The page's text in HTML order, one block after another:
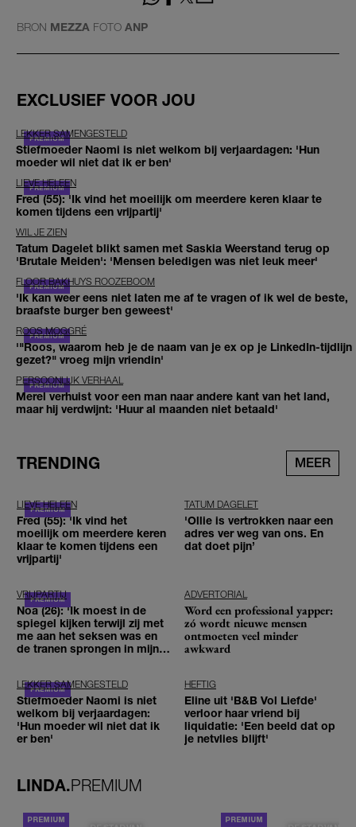
BRON MEZZA FOTO ANP
EXCLUSIEF VOOR JOU
LEKKER SAMENGESTELD
Stiefmoeder Naomi is niet welkom bij verjaardagen: 'Hun
moeder wil niet dat ik er ben'
LIEVE HELEEN
Fred (55): 'Ik vind het moeilijk om meerdere keren klaar te
komen tijdens een vrijpartij'
WIL JE ZIEN
Tatum Dagelet blikt samen met Saskia Weerstand terug op
'Brutale Meiden': 'Mensen beledigen was niet leuk meer'
FLOOR BAKHUYS ROOZEBOOM
'Ik kan weer eens niet laten me af te vragen of ik wel de beste,
braafste burger ben geweest'
ROOS MOGGRÉ
'"Roos, waarom heb je de naam van je ex op je LinkedIn-tijdlijn
gezet?" vroeg mijn vriendin'
PERSOONLIJK VERHAAL
Merel verhuist voor een man naar andere kant van het land,
maar hij verdwijnt: 'Huur al maanden niet betaald'
TRENDING MEER
LIEVE HELEEN
Fred (55): 'Ik vind het
moeilijk om meerdere keren
klaar te komen tijdens een
vrijpartij'
TATUM DAGELET
'Ollie is vertrokken naar een
adres ver weg van ons. En
dat doet pijn’
VRIJPARTIJ
Noa (26): 'Ik moest in de
spiegel kijken terwijl zij met
me aan het seksen was en
de tranen sprongen in mijn
ADVERTORIAL
Word een professional yapper:
zó wordt nieuwe mensen
ontmoeten veel minder
awkward
LEKKER SAMENGESTELD
Stiefmoeder Naomi is niet
welkom bij verjaardagen:
'Hun moeder wil niet dat ik
er ben'
HEFTIG
Eline uit 'B&B Vol Liefde'
verloor haar vriend bij
liquidatie: 'Een beeld dat op
je netvlies blijft'
LINDA.PREMIUM